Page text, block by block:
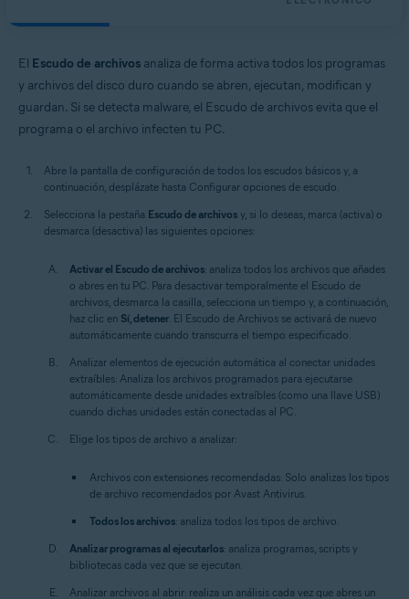
El Escudo de archivos analiza de forma activa todos los programas
y archivos del disco duro cuando se abren, ejecutan, modifican y
guardan. Si se detecta malware, el Escudo de archivos evita que el
programa o el archivo infecten tu PC.
Abre la pantalla de configuración de todos los escudos básicos y, a
continuación, desplázate hasta Configurar opciones de escudo.
Selecciona la pestaña Escudo de archivos y, si lo deseas, marca (activa) o
desmarca (desactiva) las siguientes opciones:
Activar el Escudo de archivos: analiza todos los archivos que añades
o abres en tu PC. Para desactivar temporalmente el Escudo de
archivos, desmarca la casilla, selecciona un tiempo y, a continuación,
haz clic en Sí, detener. El Escudo de Archivos se activará de nuevo
automáticamente cuando transcurra el tiempo especificado.
Analizar elementos de ejecución automática al conectar unidades
extraíbles: Analiza los archivos programados para ejecutarse
automáticamente desde unidades extraíbles (como una llave USB)
cuando dichas unidades están conectadas al PC.
Elige los tipos de archivo a analizar:
Archivos con extensiones recomendadas: Solo analizas los tipos
de archivo recomendados por Avast Antivirus.
Todos los archivos: analiza todos los tipos de archivo.
Analizar programas al ejecutarlos: analiza programas, scripts y
bibliotecas cada vez que se ejecutan.
Analizar archivos al abrir: realiza un análisis cada vez que abres un